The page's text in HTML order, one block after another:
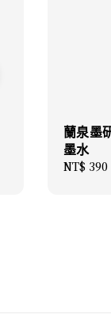
蘭泉墨
墨水
Sale
NT$ 390